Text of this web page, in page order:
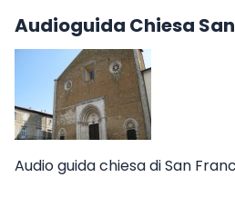
Audioguida Chiesa
Audio guida chiesa di San